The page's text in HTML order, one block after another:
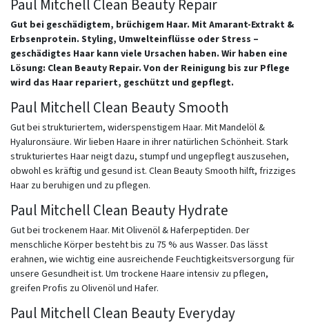
Paul Mitchell Clean Beauty Repair
Gut bei geschädigtem, brüchigem Haar. Mit Amarant-Extrakt &
Erbsenprotein. Styling, Umwelteinflüsse oder Stress –
geschädigtes Haar kann viele Ursachen haben. Wir haben eine
Lösung: Clean Beauty Repair. Von der Reinigung bis zur Pflege
wird das Haar repariert, geschützt und gepflegt.
Paul Mitchell Clean Beauty Smooth
Gut bei strukturiertem, widerspenstigem Haar. Mit Mandelöl &
Hyaluronsäure. Wir lieben Haare in ihrer natürlichen Schönheit. Stark
strukturiertes Haar neigt dazu, stumpf und ungepflegt auszusehen,
obwohl es kräftig und gesund ist. Clean Beauty Smooth hilft, frizziges
Haar zu beruhigen und zu pflegen.
Paul Mitchell Clean Beauty Hydrate
Gut bei trockenem Haar. Mit Olivenöl & Haferpeptiden. Der
menschliche Körper besteht bis zu 75 % aus Wasser. Das lässt
erahnen, wie wichtig eine ausreichende Feuchtigkeitsversorgung für
unsere Gesundheit ist. Um trockene Haare intensiv zu pflegen,
greifen Profis zu Olivenöl und Hafer.
Paul Mitchell Clean Beauty Everyday